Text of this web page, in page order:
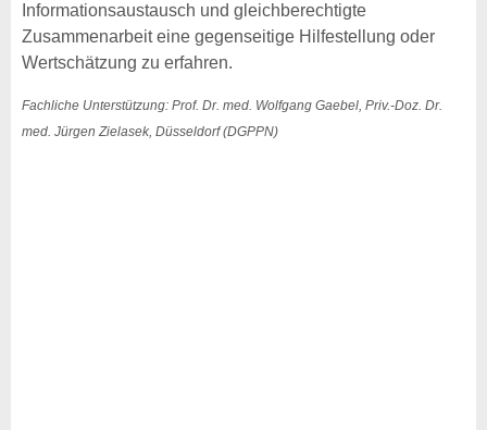
Informationsaustausch und gleichberechtigte
Zusammenarbeit eine gegenseitige Hilfestellung oder
Wertschätzung zu erfahren.
Fachliche Unterstützung: Prof. Dr. med. Wolfgang Gaebel, Priv.-Doz. Dr.
med. Jürgen Zielasek, Düsseldorf (DGPPN)